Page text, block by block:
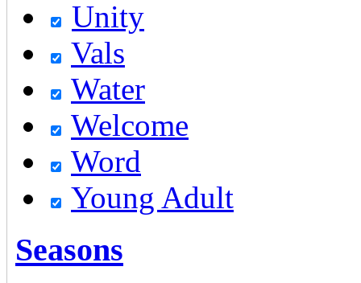
Unity
Vals
Water
Welcome
Word
Young Adult
Seasons